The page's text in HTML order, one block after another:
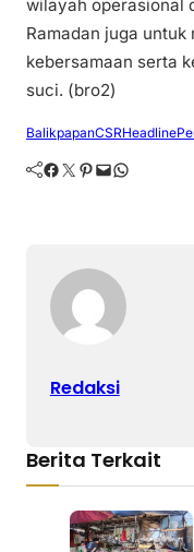
wilayah operasional
Ramadan juga
kebersamaan serta
suci. (bro2)
BalikpapanCSRHeadline
Facebook Twitter Pinterest Mail WhatsApp
Redaksi
Berita Terkait